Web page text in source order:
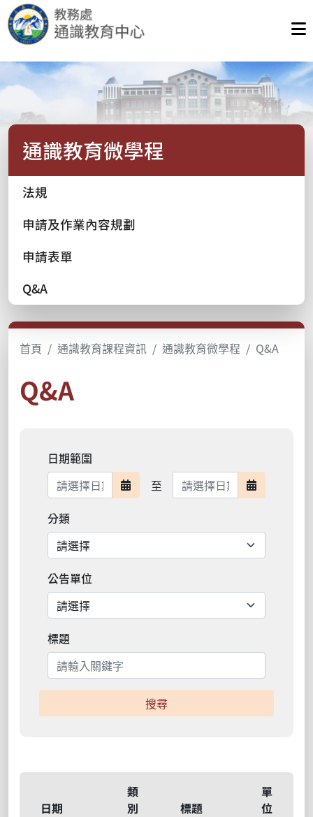
通識教育微學程
法規
申請及作業內容規劃
申請表單
Q&A
首頁 通識教育課程資訊 通識教育微學程 Q&A
Q&A
日期範圍
日期範圍開始
至 日期範圍結束 日期範圍
分類
公告單位
標題
搜尋
日期
類
別
標題
單
位